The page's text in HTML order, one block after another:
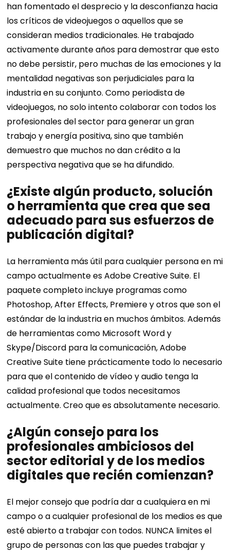
han fomentado el desprecio y la desconfianza hacia
los críticos de videojuegos o aquellos que se
consideran medios tradicionales. He trabajado
activamente durante años para demostrar que esto
no debe persistir, pero muchas de las emociones y la
mentalidad negativas son perjudiciales para la
industria en su conjunto. Como periodista de
videojuegos, no solo intento colaborar con todos los
profesionales del sector para generar un gran
trabajo y energía positiva, sino que también
demuestro que muchos no dan crédito a la
perspectiva negativa que se ha difundido.
¿Existe algún producto, solución
o herramienta que crea que sea
adecuado para sus esfuerzos de
publicación digital?
La herramienta más útil para cualquier persona en mi
campo actualmente es Adobe Creative Suite. El
paquete completo incluye programas como
Photoshop, After Effects, Premiere y otros que son el
estándar de la industria en muchos ámbitos. Además
de herramientas como Microsoft Word y
Skype/Discord para la comunicación, Adobe
Creative Suite tiene prácticamente todo lo necesario
para que el contenido de vídeo y audio tenga la
calidad profesional que todos necesitamos
actualmente. Creo que es absolutamente necesario.
¿Algún consejo para los
profesionales ambiciosos del
sector editorial y de los medios
digitales que recién comienzan?
El mejor consejo que podría dar a cualquiera en mi
campo o a cualquier profesional de los medios es que
esté abierto a trabajar con todos. NUNCA limites el
grupo de personas con las que puedes trabajar y